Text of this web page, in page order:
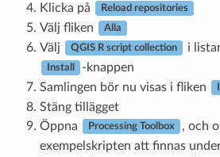
Klicka på Reload repositories
Välj fliken Alla
Välj QGIS R script collection i
Install
-knappen
Samlingen bör nu visas i fliken
Stäng tillägget
Öppna
Processing Toolbox
, och
exempelskripten att finnas